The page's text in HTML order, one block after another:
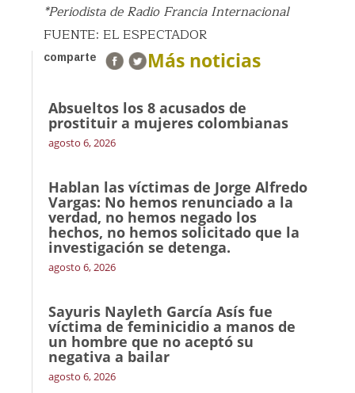
*Periodista de Radio Francia Internacional
FUENTE: EL ESPECTADOR
comparte Más noticias
Absueltos los 8 acusados de
prostituir a mujeres colombianas
agosto 6, 2026
Hablan las víctimas de Jorge Alfredo
Vargas: No hemos renunciado a la
verdad, no hemos negado los
hechos, no hemos solicitado que la
investigación se detenga.
agosto 6, 2026
Sayuris Nayleth García Asís fue
víctima de feminicidio a manos de
un hombre que no aceptó su
negativa a bailar
agosto 6, 2026